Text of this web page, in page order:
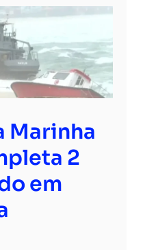
Marinha
2
em